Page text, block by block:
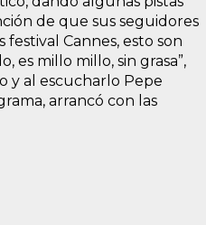
de que sus seguidores
festival Cannes, esto son
es millo millo, sin grasa”,
y al escucharlo Pepe
arrancó con las